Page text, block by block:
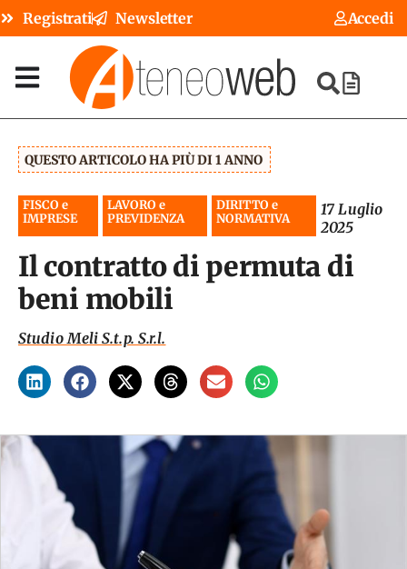
Registrati Newsletter Accedi
QUESTO ARTICOLO HA PIÙ DI 1 ANNO
FISCO e
IMPRESE
LAVORO e
PREVIDENZA
DIRITTO e
NORMATIVA
17 Luglio
2025
Il contratto di permuta di
beni mobili
Studio Meli S.t.p. S.r.l.